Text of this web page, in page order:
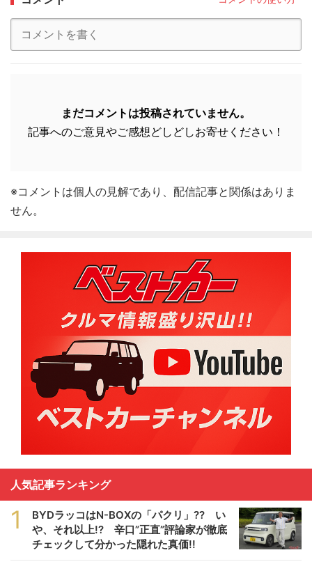
まだコメントは投稿されていません。
記事へのご意見やご感想どしどしお寄せください！
※コメントは個人の見解であり、配信記事と関係はありま
せん。
人気記事ランキング
1
BYDラッコはN-BOXの「パクリ」?? い
や、それ以上!? 辛口”正直”評論家が徹底
チェックして分かった隠れた真価!!